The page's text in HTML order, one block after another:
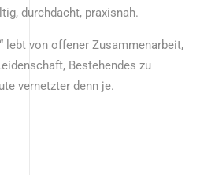
durchdacht, praxisnah.
lebt von offener Zusammenarbeit,
Bestehendes zu
vernetzter denn je.